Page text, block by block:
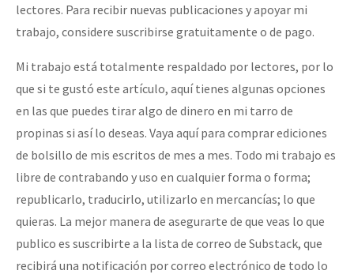
lectores. Para recibir nuevas publicaciones y apoyar mi
trabajo, considere suscribirse gratuitamente o de pago.
Mi trabajo está totalmente respaldado por lectores, por lo
que si te gustó este artículo, aquí tienes algunas opciones
en las que puedes tirar algo de dinero en mi tarro de
propinas si así lo deseas. Vaya aquí para comprar ediciones
de bolsillo de mis escritos de mes a mes. Todo mi trabajo es
libre de contrabando y uso en cualquier forma o forma;
republicarlo, traducirlo, utilizarlo en mercancías; lo que
quieras. La mejor manera de asegurarte de que veas lo que
publico es suscribirte a la lista de correo de Substack, que
recibirá una notificación por correo electrónico de todo lo